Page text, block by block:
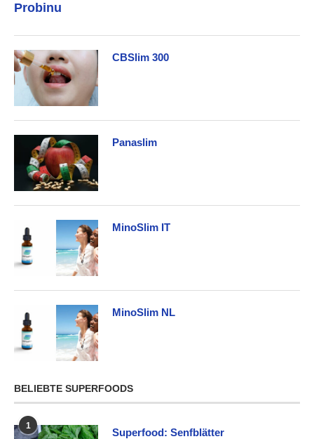
Probinu
CBSlim 300
Panaslim
MinoSlim IT
MinoSlim NL
BELIEBTE SUPERFOODS
1
Superfood: Senfblätter